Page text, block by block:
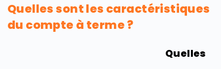
Quelles sont les caractéristiques
du compte à terme ?
Quelles